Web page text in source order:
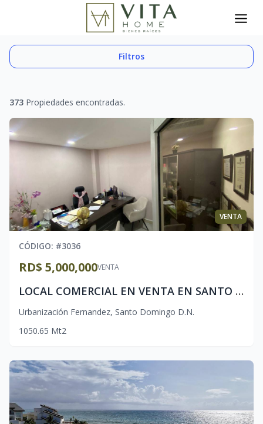
Toggle search filter
Filtros
373 Propiedades encontradas.
VENTA
CÓDIGO: #3036
VENTA
RD$ 5,000,000
LOCAL COMERCIAL EN VENTA EN SANTO DOMINGO-DISTRITO NACONALy
Urbanización Fernandez, Santo Domingo D.N.
1050.65 Mt2